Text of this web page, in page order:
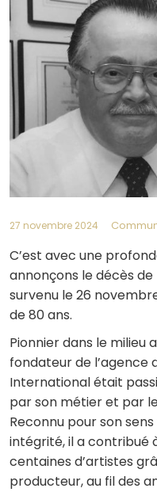
27 novembre 2024
C’est avec une
annonçons le décès
survenu le 26
de 80 ans.
Pionnier dans le milieu
fondateur de l’agence
International était
par son métier et par
Reconnu pour son
intégrité, il a contribué
centaines d’artistes
producteur, au fil des